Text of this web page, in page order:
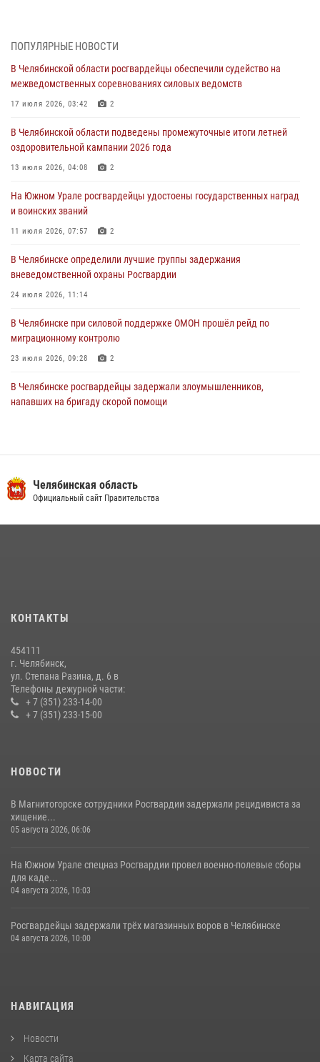
03 августа 2026, 09:22 1
Авиация Росгвардии совершила более 250 санитарных вылетов в
Донецкой Народной Республике
31 июля 2026, 11:33
Росгвардия обеспечивает безопасность граждан на южном
направлении
31 июля 2026, 11:32
В Уральском округе Росгвардии состоялось заседание
оперативного штаба
30 июля 2026, 10:53
ПОПУЛЯРНЫЕ НОВОСТИ
В Челябинской области росгвардейцы обеспечили судейство на
межведомственных соревнованиях силовых ведомств
17 июля 2026, 03:42 2
В Челябинской области подведены промежуточные итоги летней
оздоровительной кампании 2026 года
13 июля 2026, 04:08 2
На Южном Урале росгвардейцы удостоены государственных наград
и воинских званий
11 июля 2026, 07:57 2
В Челябинске определили лучшие группы задержания
вневедомственной охраны Росгвардии
24 июля 2026, 11:14
В Челябинске при силовой поддержке ОМОН прошёл рейд по
миграционному контролю
23 июля 2026, 09:28 2
В Челябинске росгвардейцы задержали злоумышленников,
напавших на бригаду скорой помощи
13 июля 2026, 03:02 5
08 июля 2026, 12:05
Челябинская область
Официальный сайт Правительства
КОНТАКТЫ
454111
г. Челябинск,
ул. Степана Разина, д. 6 в
Телефоны дежурной части:
+ 7 (351) 233-14-00
+ 7 (351) 233-15-00
НОВОСТИ
В Магнитогорске сотрудники Росгвардии задержали рецидивиста за
хищение...
05 августа 2026, 06:06
На Южном Урале спецназ Росгвардии провел военно-полевые сборы
для каде...
04 августа 2026, 10:03
Росгвардейцы задержали трёх магазинных воров в Челябинске
04 августа 2026, 10:00
НАВИГАЦИЯ
Новости
Карта сайта